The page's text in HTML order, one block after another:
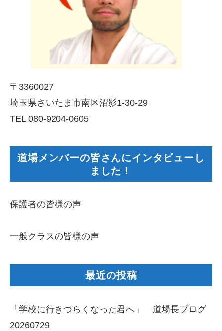
〒3360027
埼玉県さいたま市南区沼影1-30-29
TEL 080-9204-0605
道場メンバーの皆さんにインタビューし
ました！
保護者の皆様の声
一般クラスの皆様の声
最近の投稿
「学校に行きづらくなった君へ」 道場長ブログ
20260729